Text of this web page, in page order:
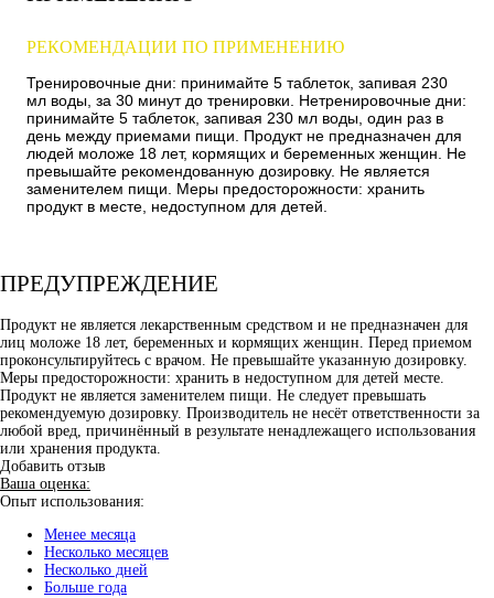
РЕКОМЕНДАЦИИ ПО ПРИМЕНЕНИЮ
Тренировочные дни: принимайте 5 таблеток, запивая 230
мл воды, за 30 минут до тренировки. Нетренировочные дни:
принимайте 5 таблеток, запивая 230 мл воды, один раз в
день между приемами пищи. Продукт не предназначен для
людей моложе 18 лет, кормящих и беременных женщин. Не
превышайте рекомендованную дозировку. Не является
заменителем пищи. Меры предосторожности: хранить
продукт в месте, недоступном для детей.
ПРЕДУПРЕЖДЕНИЕ
Продукт не является лекарственным средством и не предназначен для
лиц моложе 18 лет, беременных и кормящих женщин. Перед приемом
проконсультируйтесь с врачом. Не превышайте указанную дозировку.
Меры предосторожности: хранить в недоступном для детей месте.
Продукт не является заменителем пищи. Не следует превышать
рекомендуемую дозировку. Производитель не несёт ответственности за
любой вред, причинённый в результате ненадлежащего использования
или хранения продукта.
Добавить отзыв
Ваша оценка:
Опыт использования:
Менее месяца
Несколько месяцев
Несколько дней
Больше года